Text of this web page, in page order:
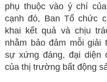
phụ thuộc vào ý chí
cạnh đó, Ban Tổ chức
khai kết quả và chịu
nhằm bảo đảm mỗi
sự xứng đáng, đại diện
của thị trường bất động